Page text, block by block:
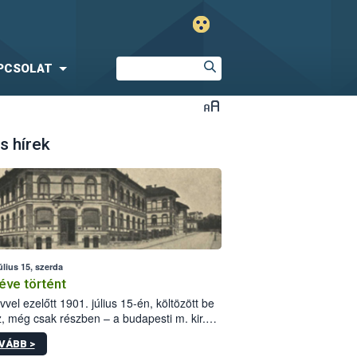
hírek
15, szerda
történt
ezelőtt 1901. július 15-én, költözött be
még csak részben – a budapesti m. kir.
állomás a Kis Rókus utca
alatti, Czigler Győző által tervezett új
>